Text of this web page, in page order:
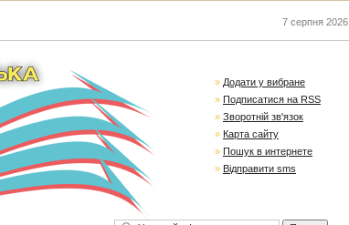
7 серпня 2026
» Додати у вибране
» Подписатися на RSS
» Зворотній зв'язок
» Карта сайту
» Пошук в интернете
» Відправити sms